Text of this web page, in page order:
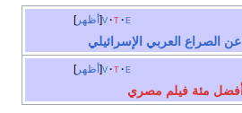
أظهر v t e
الصراع العربي الإسرائيلي
أظهر v t e
أفضل مئة فيلم مصري